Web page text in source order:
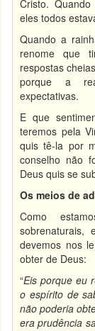
Cristo.
eles todos
Quando a
renome que
respostas
porque a
expectativas.
E que
teremos pela
quis tê-la por
conselho não
Deus quis se
Os meios de
Como
sobrenaturais,
devemos nos
obter de Deus:
“Eis porque eu
o espírito de
não poderia
era prudência